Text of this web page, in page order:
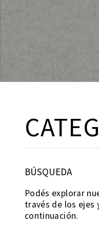
BÚSQUEDA
Podés explorar
través de los ejes
continuación.